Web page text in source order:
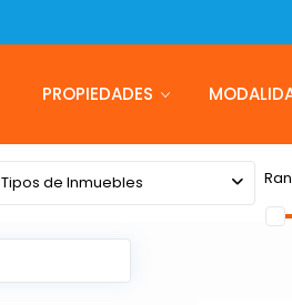
PROPIEDADES
Tipos de Inmuebles